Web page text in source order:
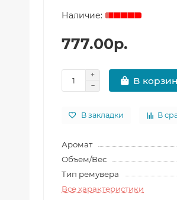
777.00р.
В
В закладки В
Аромат
Объем/Вес
Тип ремувера
Все характеристики